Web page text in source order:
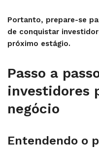
Portanto, prepare-se
de conquistar
próximo estágio.
Passo a
investidores
negócio
Entendendo o